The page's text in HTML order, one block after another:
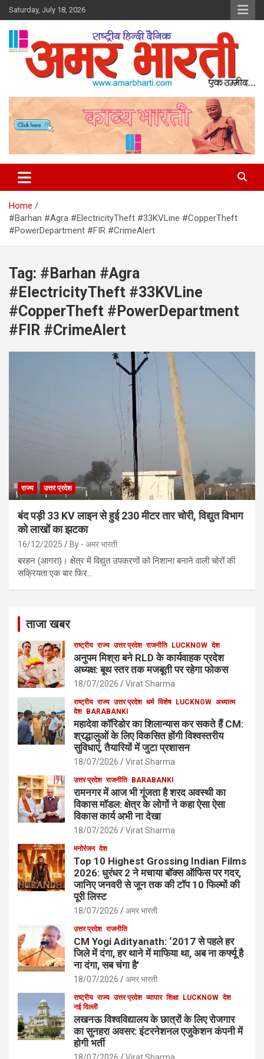
Skip
to
content
Saturday, July 18, 2026
Amar Bharti Media Group
Home
#Barhan #Agra #ElectricityTheft #33KVLine #CopperTheft
#PowerDepartment #FIR #CrimeAlert
Tag: #Barhan #Agra
#ElectricityTheft #33KVLine
#CopperTheft #PowerDepartment
#FIR #CrimeAlert
राज्य उत्तर प्रदेश
बंद पड़ी 33 KV लाइन से हुई 230 मीटर तार चोरी, विद्युत विभाग
को लाखों का झटका
16/12/2025 By - अमर भारती
बरहन (आगरा)। क्षेत्र में विद्युत उपकरणों को निशाना बनाने वाली चोरों की
सक्रियता एक बार फिर…
ताजा खबर
राष्ट्रीय राज्य उत्तर प्रदेश राजनीति LUCKNOW देश
अनुपम मिश्रा बने RLD के कार्यवाहक प्रदेश
अध्यक्ष: बूथ स्तर तक मजबूती पर रहेगा फोकस
18/07/2026 Virat Sharma
राष्ट्रीय राज्य उत्तर प्रदेश धर्म विशेष LUCKNOW अध्यात्म
देश BARABANKI
महादेवा कॉरिडोर का शिलान्यास कर सकते हैं CM:
श्रद्धालुओं के लिए विकसित होंगी विश्वस्तरीय
सुविधाएं, तैयारियों में जुटा प्रशासन
18/07/2026 Virat Sharma
उत्तर प्रदेश राजनीति BARABANKI
रामनगर में आज भी गूंजता है शरद अवस्थी का
विकास मॉडल: क्षेत्र के लोगों ने कहा ऐसा ऐसा
विकास कार्य अभी ना देखा
18/07/2026 Virat Sharma
मनोरंजन देश
Top 10 Highest Grossing Indian Films
2026: धुरंधर 2 ने मचाया बॉक्स ऑफिस पर गदर,
जानिए जनवरी से जून तक की टॉप 10 फिल्मों की
पूरी लिस्ट
18/07/2026 अमर भारती
उत्तर प्रदेश राजनीति
CM Yogi Adityanath: ‘2017 से पहले हर
जिले में दंगा, हर थाने में माफिया था, अब ना कर्फ्यू है
ना दंगा, सब चंगा है’
18/07/2026 अमर भारती
राष्ट्रीय राज्य उत्तर प्रदेश व्यापार शिक्षा LUCKNOW देश
नई दिल्ली
लखनऊ विश्वविद्यालय के छात्रों के लिए रोजगार
का सुनहरा अवसर: इंटरनेशनल एजुकेशन कंपनी में
होगी भर्ती